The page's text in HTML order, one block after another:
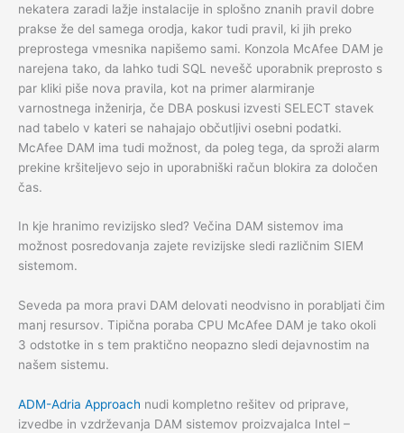
nekatera zaradi lažje instalacije in splošno znanih pravil dobre
prakse že del samega orodja, kakor tudi pravil, ki jih preko
preprostega vmesnika napišemo sami. Konzola McAfee DAM je
narejena tako, da lahko tudi SQL nevešč uporabnik preprosto s
par kliki piše nova pravila, kot na primer alarmiranje
varnostnega inženirja, če DBA poskusi izvesti SELECT stavek
nad tabelo v kateri se nahajajo občutljivi osebni podatki.
McAfee DAM ima tudi možnost, da poleg tega, da sproži alarm
prekine kršiteljevo sejo in uporabniški račun blokira za določen
čas.
In kje hranimo revizijsko sled? Večina DAM sistemov ima
možnost posredovanja zajete revizijske sledi različnim SIEM
sistemom.
Seveda pa mora pravi DAM delovati neodvisno in porabljati čim
manj resursov. Tipična poraba CPU McAfee DAM je tako okoli
3 odstotke in s tem praktično neopazno sledi dejavnostim na
našem sistemu.
ADM-Adria Approach nudi kompletno rešitev od priprave,
izvedbe in vzdrževanja DAM sistemov proizvajalca Intel –